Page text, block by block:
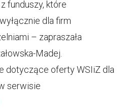
funduszy, które
dla firm
– zapraszała
Madej.
dotyczące oferty WSIiZ dla
serwisie